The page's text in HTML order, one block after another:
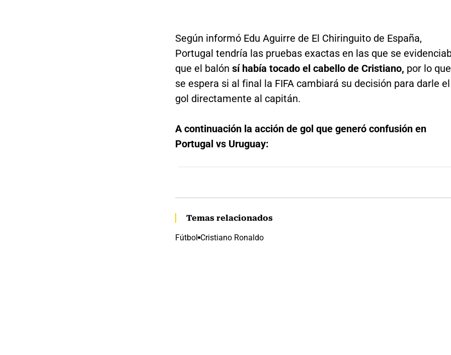
Según informó Edu Aguirre de El Chiringuito de España,
Portugal tendría las pruebas exactas en las que se
que el balón sí había tocado el cabello de Cristiano, por lo que
se espera si al final la FIFA cambiará su decisión para darle el
gol directamente al capitán.
A continuación la acción de gol que generó confusión en
Portugal vs Uruguay:
Temas relacionados
Fútbol Cristiano Ronaldo